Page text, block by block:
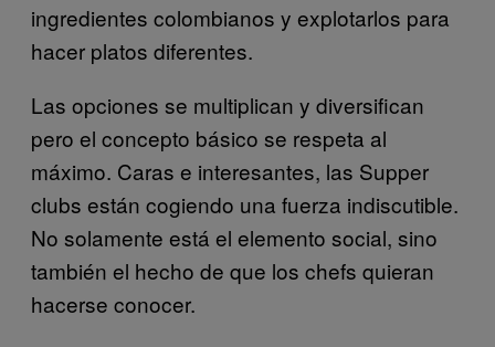
ingredientes colombianos y explotarlos para
hacer platos diferentes.
Las opciones se multiplican y diversifican
pero el concepto básico se respeta al
máximo. Caras e interesantes, las Supper
clubs están cogiendo una fuerza indiscutible.
No solamente está el elemento social, sino
también el hecho de que los chefs quieran
hacerse conocer.